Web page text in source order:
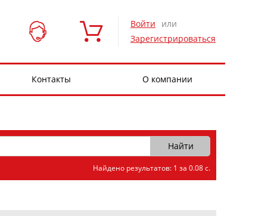
Войти
или
Зарегистрироваться
Контакты О компании
Найдено результатов: 1 за 0.08 с.